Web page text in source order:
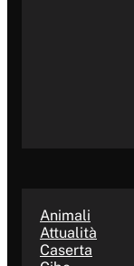
Animali
Attualità
Caserta